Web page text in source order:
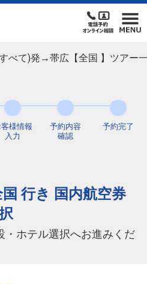
べて)発→帯広【全国 】ツアー
客様情報
入力
予約内容
確認
予約完了
行き 国内航空券
・ホテル選択へお進みくだ